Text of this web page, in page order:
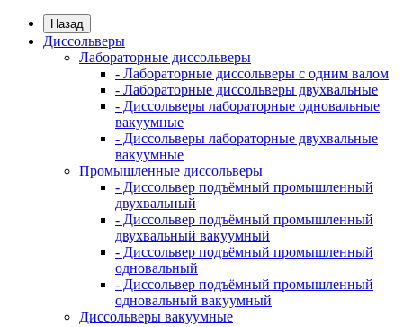
Назад
Диссольверы
Лабораторные диссольверы
- Лабораторные диссольверы с одним валом
- Лабораторные диссольверы двухвальные
- Диссольверы лабораторные одновальные
вакуумные
- Диссольверы лабораторные двухвальные
вакуумные
Промышленные диссольверы
- Диссольвер подъёмный промышленный
двухвальный
- Диссольвер подъёмный промышленный
двухвальный вакуумный
- Диссольвер подъёмный промышленный
одновальный
- Диссольвер подъёмный промышленный
одновальный вакуумный
Диссольверы вакуумные